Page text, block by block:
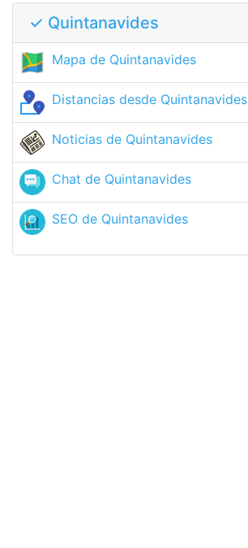
✓ Quintanavides
Mapa de Quintanavides
Distancias desde Quintanavides
Noticias de Quintanavides
Chat de Quintanavides
SEO de Quintanavides